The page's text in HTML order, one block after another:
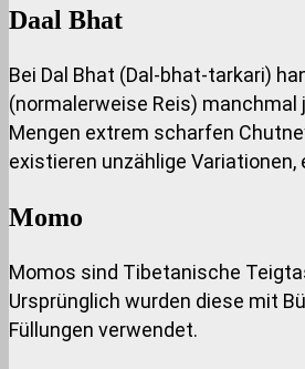
Daal Bhat
Bei Dal Bhat (Dal-bhat-tarkari)
(normalerweise Reis) manchmal
Mengen extrem scharfen
existieren unzählige
Momo
Momos sind Tibetanische
Ursprünglich wurden diese mit
Füllungen verwendet.